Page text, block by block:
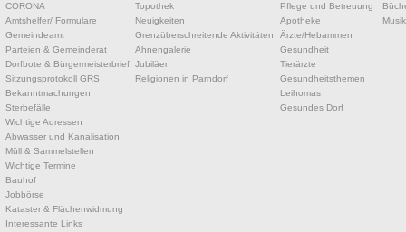
CORONA
Amtshelfer/ Formulare
Gemeindeamt
Parteien & Gemeinderat
Dorfbote & Bürgermeisterbrief
Sitzungsprotokoll GRS
Bekanntmachungen
Sterbefälle
Wichtige Adressen
Abwasser und Kanalisation
Müll & Sammelstellen
Wichtige Termine
Bauhof
Jobbörse
Kataster & Flächenwidmung
Interessante Links
Topothek
Neuigkeiten
Grenzüberschreitende Aktivitäten
Ahnengalerie
Jubiläen
Religionen in Parndorf
Pflege und Betreuung
Apotheke
Ärzte/Hebammen
Gesundheit
Tierärzte
Gesundheitsthemen
Leihomas
Gesundes Dorf